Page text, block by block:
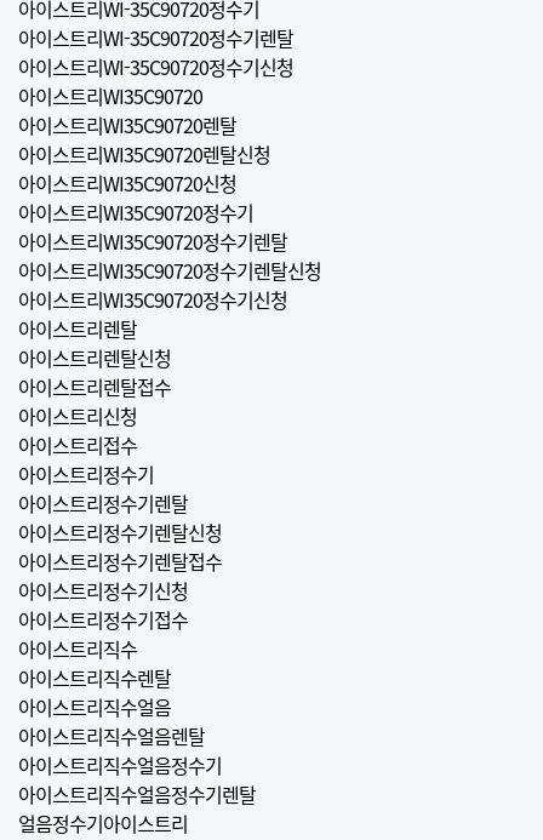
아이스트리WI-35C90720정수기
아이스트리WI-35C90720정수기렌탈
아이스트리WI-35C90720정수기신청
아이스트리WI35C90720
아이스트리WI35C90720렌탈
아이스트리WI35C90720렌탈신청
아이스트리WI35C90720신청
아이스트리WI35C90720정수기
아이스트리WI35C90720정수기렌탈
아이스트리WI35C90720정수기렌탈신청
아이스트리WI35C90720정수기신청
아이스트리렌탈
아이스트리렌탈신청
아이스트리렌탈접수
아이스트리신청
아이스트리접수
아이스트리정수기
아이스트리정수기렌탈
아이스트리정수기렌탈신청
아이스트리정수기렌탈접수
아이스트리정수기신청
아이스트리정수기접수
아이스트리직수
아이스트리직수렌탈
아이스트리직수얼음
아이스트리직수얼음렌탈
아이스트리직수얼음정수기
아이스트리직수얼음정수기렌탈
얼음정수기아이스트리